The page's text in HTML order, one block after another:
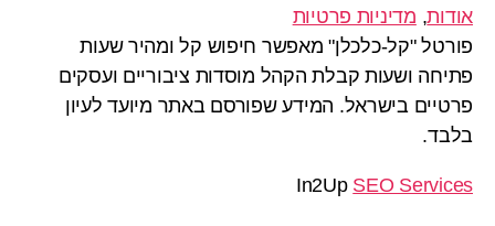
אודות, מדיניות פרטיות
פורטל "קל-כלכלן" מאפשר חיפוש קל ומהיר שעות
פתיחה ושעות קבלת הקהל מוסדות ציבוריים ועסקים
פרטיים בישראל. המידע שפורסם באתר מיועד לעיון
בלבד.
In2Up SEO Services